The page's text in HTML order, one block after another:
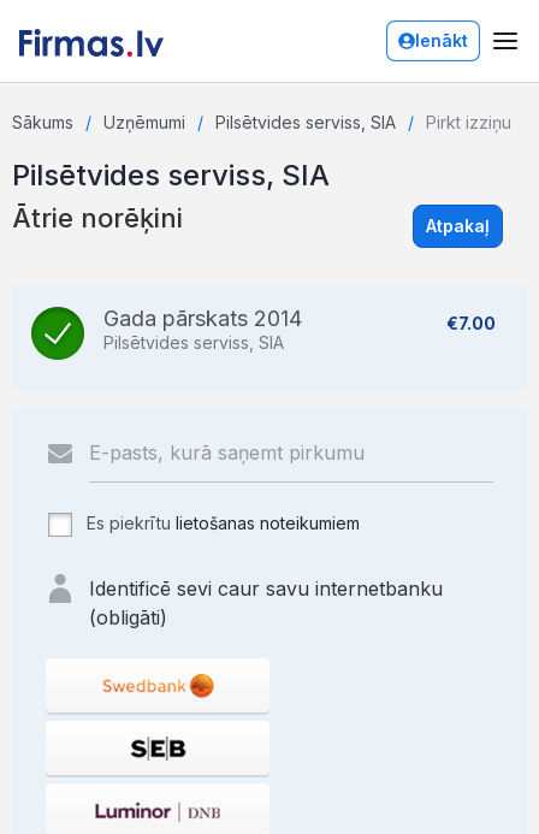
Ienākt
Sākums Uzņēmumi Pilsētvides serviss, SIA Pirkt izziņu
Pilsētvides serviss, SIA
Ātrie norēķini Atpakaļ
Gada pārskats 2014
Pilsētvides serviss, SIA
€7.00
Es piekrītu lietošanas noteikumiem
Identificē sevi caur savu internetbanku
(obligāti)